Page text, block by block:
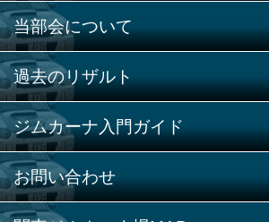
当部会について
過去のリザルト
ジムカーナ入門ガイド
お問い合わせ